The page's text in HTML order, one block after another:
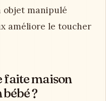
manipulé
améliore le toucher
faite maison
?